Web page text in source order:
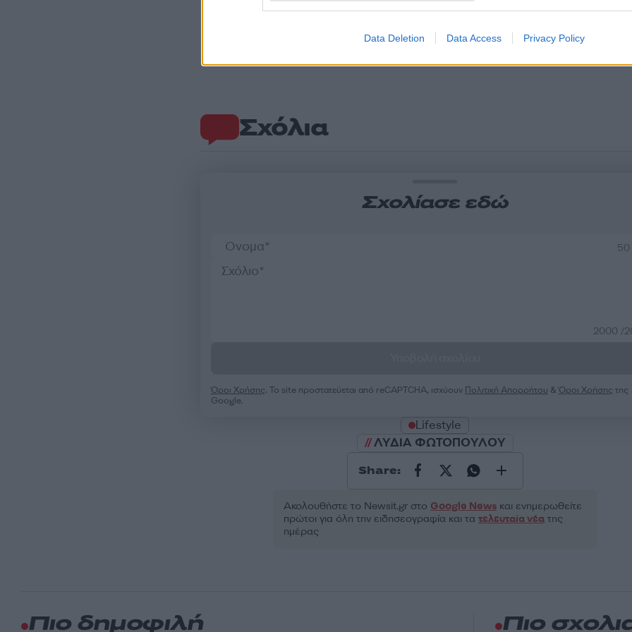
Data Deletion Data Access Privacy Policy
Σχόλια
Σχολίασε εδώ
2000 /
Όροι Χρήσης. Το site προστατεύεται από reCAPTCHA, ισχύουν Πολιτική Απορρήτου &Όροι Χρήσης της
Google.
Lifestyle
ΛΥΔΙΑ ΦΩΤΟΠΟΥΛΟΥ
Share:
Ακολουθήστε το Νewsit.gr στο Google Newsκαι ενημερωθείτε
πρώτοι για όλη την ειδησεογραφία και τα τελευταία νέατης
ημέρας
Πιο δημοφιλή Πιο